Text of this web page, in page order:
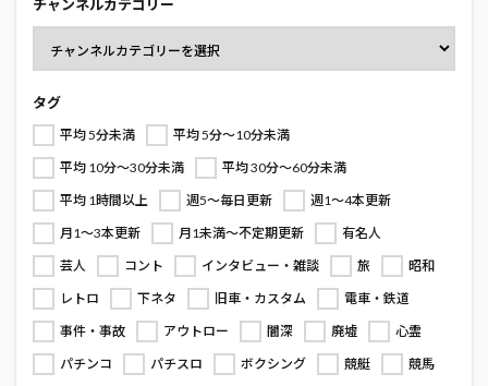
チャンネルカテゴリー
タグ
平均 5分未満
平均 5分～10分未満
平均 10分～30分未満
平均 30分～60分未満
平均 1時間以上
週5～毎日更新
週1～4本更新
月1～3本更新
月1未満～不定期更新
有名人
芸人
コント インタビュー・雑談 旅
昭和
レトロ
下ネタ 旧車・カスタム
電車・鉄道
事件・事故
アウトロー 闇深 廃墟
心霊
パチンコ
パチスロ ボクシング 競艇
競馬